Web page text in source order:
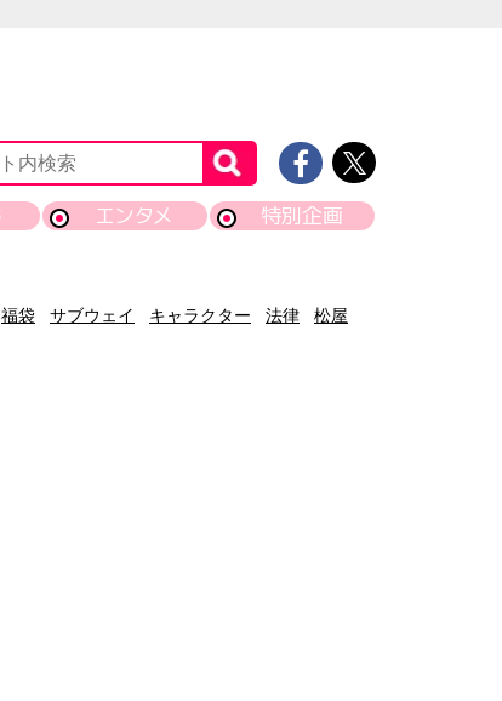
エンタメ 特別企画
福袋 サブウェイ キャラクター 法律
松屋